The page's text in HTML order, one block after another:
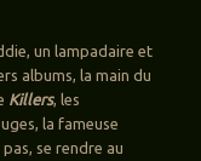
un lampadaire et
albums, la main du
Killers, les
la fameuse
se rendre au